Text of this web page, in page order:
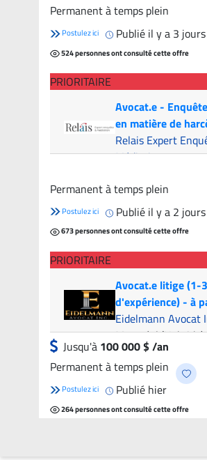
candidats
Permanent à temps plein
Postulez ici Publié il y a 3 jours
524 personnes ont consulté cette offre
PRIORITAIRE
Avocat.e -
en matière de
psychologique
Relais Expert
Médiation
candidats
Permanent à temps plein
Postulez ici Publié il y a 2 jours
673 personnes ont consulté cette offre
PRIORITAIRE
Avocat.e litige (1-
d'expérience) - à
100k par année |
Attorney (1-3
experience) - from
per year
Eidelmann Avocat
Montréal (Hybride)
Jusqu'à 100 000 $ /an
Permanent à temps plein
Postulez ici Publié hier
264 personnes ont consulté cette offre